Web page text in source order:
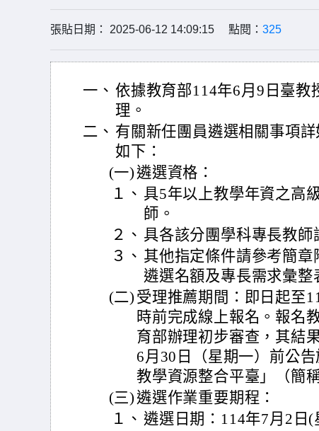
張貼日期： 2025-06-12 14:09:15 點閱： 325
一、 依據教育部114年6月9日臺教
理。
二、 有關新任團員遴選相關事項
如下：
(一) 遴選資格：
１、 具5年以上教學年資之高
師。
２、 具各該分團學科專長教師
３、 其他指定條件請參考簡
遴選名額及專長需求彙整
(二) 受理推薦期間：即日起至
時前完成線上報名。報名
育部辦理初步審查，其結
6月30日（星期一）前公
教學資源整合平臺」（簡
(三) 遴選作業重要期程：
１、 遴選日期：114年7月2日(